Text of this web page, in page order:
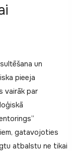
un
pieeja
vairāk par
gatavojoties
atbalstu ne tikai